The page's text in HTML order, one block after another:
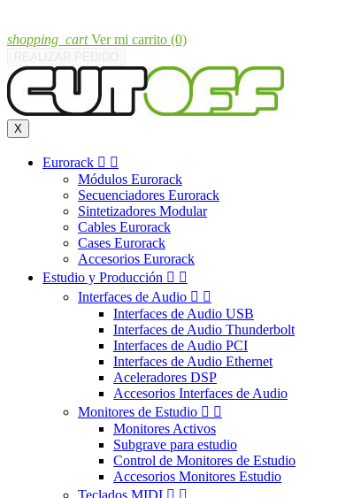
shopping_cart Ver mi carrito (0)
X
Eurorack  
Módulos Eurorack
Secuenciadores Eurorack
Sintetizadores Modular
Cables Eurorack
Cases Eurorack
Accesorios Eurorack
Estudio y Producción  
Interfaces de Audio  
Interfaces de Audio USB
Interfaces de Audio Thunderbolt
Interfaces de Audio PCI
Interfaces de Audio Ethernet
Aceleradores DSP
Accesorios Interfaces de Audio
Monitores de Estudio  
Monitores Activos
Subgrave para estudio
Control de Monitores de Estudio
Accesorios Monitores Estudio
Teclados MIDI  